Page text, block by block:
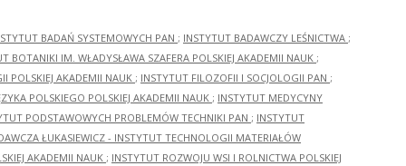
BADAŃ SYSTEMOWYCH PAN ; INSTYTUT BADAWCZY LEŚNICTWA ;
BOTANIKI IM. WŁADYSŁAWA SZAFERA POLSKIEJ AKADEMII NAUK ;
POLSKIEJ AKADEMII NAUK ; INSTYTUT FILOZOFII I SOCJOLOGII PAN ;
POLSKIEGO POLSKIEJ AKADEMII NAUK ; INSTYTUT MEDYCYNY
PODSTAWOWYCH PROBLEMÓW TECHNIKI PAN ; INSTYTUT
ŁUKASIEWICZ - INSTYTUT TECHNOLOGII MATERIAŁÓW
AKADEMII NAUK ; INSTYTUT ROZWOJU WSI I ROLNICTWA POLSKIEJ